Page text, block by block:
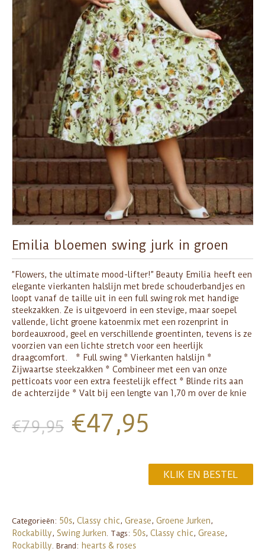
Emilia bloemen swing jurk in groen
”Flowers, the ultimate mood-lifter!” Beauty Emilia heeft een
elegante vierkanten halslijn met brede schouderbandjes en
loopt vanaf de taille uit in een full swing rok met handige
steekzakken. Ze is uitgevoerd in een stevige, maar soepel
vallende, licht groene katoenmix met een rozenprint in
bordeauxrood, geel en verschillende groentinten, tevens is ze
voorzien van een lichte stretch voor een heerlijk
draagcomfort. * Full swing * Vierkanten halslijn *
Zijwaartse steekzakken * Combineer met een van onze
petticoats voor een extra feestelijk effect * Blinde rits aan
de achterzijde * Valt bij een lengte van 1,70 m over de knie
€79,95 €47,95
KLIK EN BESTEL
Categorieën: 50s, Classy chic, Grease, Groene Jurken,
Rockabilly, Swing Jurken. Tags: 50s, Classy chic, Grease,
Rockabilly. Brand: hearts & roses